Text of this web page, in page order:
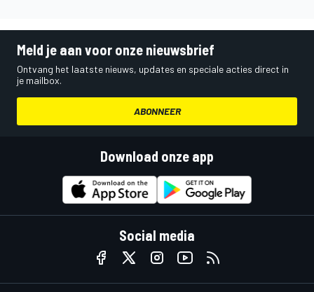
Meld je aan voor onze nieuwsbrief
Ontvang het laatste nieuws, updates en speciale acties direct in
je mailbox.
ABONNEER
Download onze app
Social media